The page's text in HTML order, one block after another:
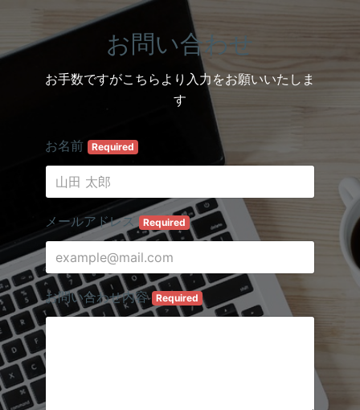
お問い合わせ
お手数ですがこちらより入力をお願いいたしま
す
お名前 Required
メールアドレス Required
お問い合わせ内容 Required